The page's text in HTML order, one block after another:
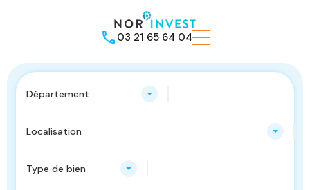
03 21 65 64 04
Département
Localisation
Type de bien